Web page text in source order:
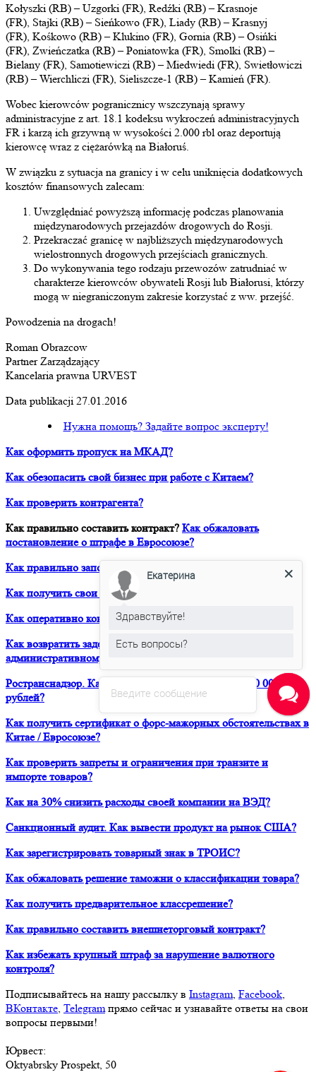
Kołyszki (RB) – Uzgorki (FR), Redźki (RB) – Krasnoje
(FR), Stajki (RB) – Sieńkowo (FR), Liady (RB) – Krasnyj
(FR), Kośkowo (RB) – Klukino (FR), Gornia (RB) – Osińki
(FR), Zwieńczatka (RB) – Poniatowka (FR), Smolki (RB) –
Bielany (FR), Samotiewiczi (RB) – Miedwiedi (FR), Swietłowiczi
(RB) – Wierchliczi (FR), Sieliszcze-1 (RB) – Kamień (FR).
Wobec kierowców pogranicznicy wszczynają sprawy
administracyjne z art. 18.1 kodeksu wykroczeń administracyjnych
FR i karzą ich grzywną w wysokości 2.000 rbl oraz deportują
kierowcę wraz z ciężarówką na Białoruś.
W związku z sytuacja na granicy i w celu uniknięcia dodatkowych
kosztów finansowych zalecam:
Uwzględniać powyższą informację podczas planowania
międzynarodowych przejazdów drogowych do Rosji.
Przekraczać granicę w najbliższych międzynarodowych
wielostronnych drogowych przejściach granicznych.
Do wykonywania tego rodzaju przewozów zatrudniać w
charakterze kierowców obywateli Rosji lub Białorusi, którzy
mogą w niegraniczonym zakresie korzystać z ww. przejść.
Powodzenia na drogach!
Roman Obrazcow
Partner Zarządzający
Kancelaria prawna URVEST
Data publikacji 27.01.2016
Нужна помощь? Задайте вопрос эксперту!
Как оформить пропуск на МКАД?
Как обезопасить свой бизнес при работе с Китаем?
Как проверить контрагента?
Как правильно составить контракт? Как обжаловать
постановление о штрафе в Евросоюзе?
Как правильно заполнить Дозвол на перевозку?
Как получить свои деньги за неоплаченный фрахт?
Как оперативно консультироваться в ЮРВЕСТ 24/7?
Как возвратить задержанный таможней товар по
административному делу?
Ространснадзор. Как избежать штрафа в размере 200 000
рублей?
Как получить сертификат о форс-мажорных обстоятельствах в
Китае / Евросоюзе?
Как проверить запреты и ограничения при транзите и
импорте товаров?
Как на 30% снизить расходы своей компании на ВЭД?
Санкционный аудит. Как вывести продукт на рынок США?
Как зарегистрировать товарный знак в ТРОИС?
Как обжаловать решение таможни о классификации товара?
Как получить предварительное классрешение?
Как правильно составить внешнеторговый контракт?
Как избежать крупный штраф за нарушение валютного
контроля?
Подписывайтесь на нашу рассылку в Instagram, Facebook,
ВКонтакте, Telegramпрямо сейчас и узнавайте ответы на свои
вопросы первыми!
Юрвест:
Oktyabrsky Prospekt, 50
Введите сообщение
Екатерина
Здравствуйте!
Есть вопросы?